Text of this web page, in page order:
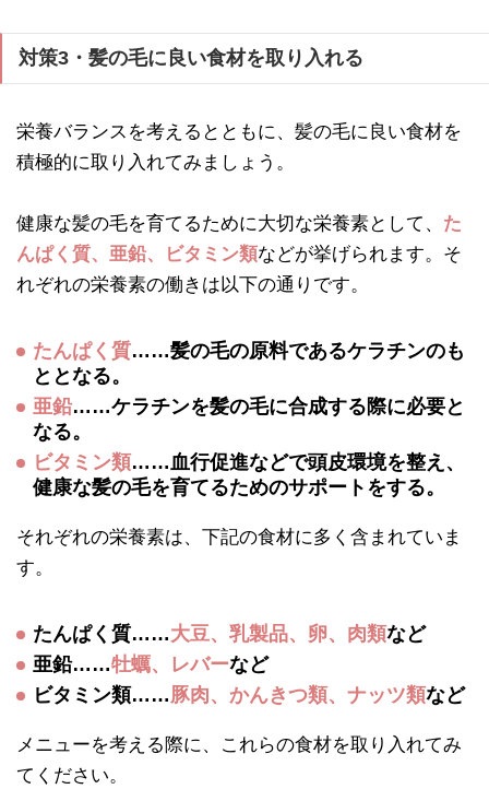
対策3・髪の毛に良い食材を取り入れる
栄養バランスを考えるとともに、髪の毛に良い食材を
積極的に取り入れてみましょう。
健康な髪の毛を育てるために大切な栄養素として、 た
んぱく質、亜鉛、ビタミン類などが挙げられます。そ
れぞれの栄養素の働きは以下の通りです。
たんぱく質……髪の毛の原料であるケラチンのも
ととなる。
亜鉛……ケラチンを髪の毛に合成する際に必要と
なる。
ビタミン類……血行促進などで頭皮環境を整え、
健康な髪の毛を育てるためのサポートをする。
それぞれの栄養素は、下記の食材に多く含まれていま
す。
たんぱく質……大豆、乳製品、卵、肉類など
亜鉛……牡蠣、レバーなど
ビタミン類……豚肉、かんきつ類、ナッツ類など
メニューを考える際に、これらの食材を取り入れてみ
てください。